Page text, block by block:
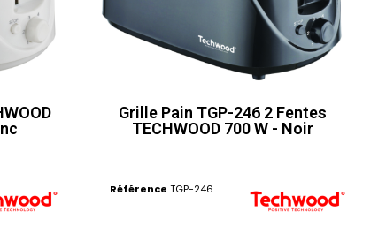
Grille Pain TGP-246 2 Fentes
TECHWOOD 700 W - Noir
Référence TGP-246